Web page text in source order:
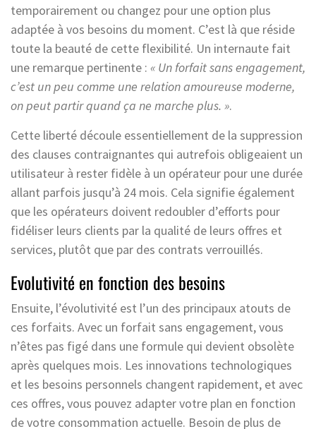
temporairement ou changez pour une option plus
adaptée à vos besoins du moment. C’est là que réside
toute la beauté de cette flexibilité. Un internaute fait
une remarque pertinente : « Un forfait sans engagement,
c’est un peu comme une relation amoureuse moderne,
on peut partir quand ça ne marche plus. ».
Cette liberté découle essentiellement de la suppression
des clauses contraignantes qui autrefois obligeaient un
utilisateur à rester fidèle à un opérateur pour une durée
allant parfois jusqu’à 24 mois. Cela signifie également
que les opérateurs doivent redoubler d’efforts pour
fidéliser leurs clients par la qualité de leurs offres et
services, plutôt que par des contrats verrouillés.
Evolutivité en fonction des besoins
Ensuite, l’évolutivité est l’un des principaux atouts de
ces forfaits. Avec un forfait sans engagement, vous
n’êtes pas figé dans une formule qui devient obsolète
après quelques mois. Les innovations technologiques
et les besoins personnels changent rapidement, et avec
ces offres, vous pouvez adapter votre plan en fonction
de votre consommation actuelle. Besoin de plus de